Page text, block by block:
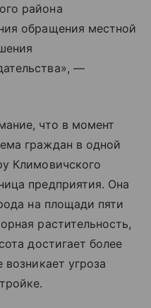
района
обращения местной
—
что в момент
граждан в одной
Климовичского
предприятия. Она
на площади пяти
растительность,
достигает более
возникает угроза